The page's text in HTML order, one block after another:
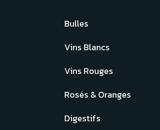
Bulles
Vins Blancs
Vins Rouges
Rosés & Oranges
Digestifs